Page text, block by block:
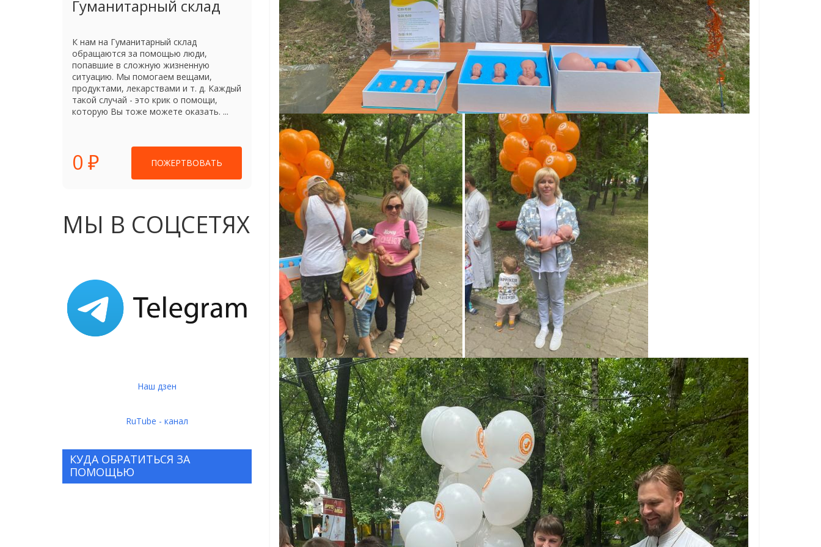
Гуманитарный склад
К нам на Гуманитарный склад
обращаются за помощью люди,
попавшие в сложную жизненную
ситуацию. Мы помогаем вещами,
продуктами, лекарствами и т. д. Каждый
такой случай - это крик о помощи,
которую Вы тоже можете оказать. ...
0 ₽ ПОЖЕРТВОВАТЬ
МЫ В СОЦСЕТЯХ
Наш дзен
RuTube - канал
КУДА ОБРАТИТЬСЯ ЗА
ПОМОЩЬЮ